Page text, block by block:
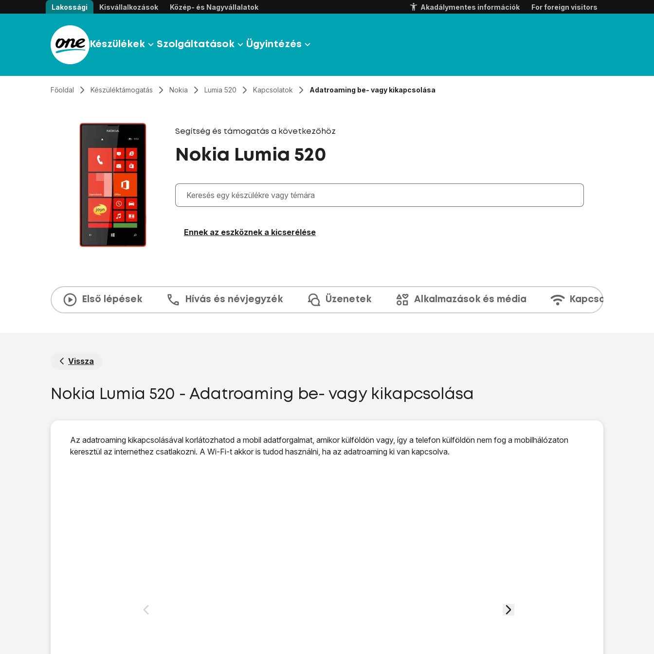
Átugrás, tovább a tartalomhoz
Lakossági Kisvállalkozások Közép- és Nagyvállalatok Akadálymentes információk For foreign visitors
Készülékek Szolgáltatások Ügyintézés
Főoldal Készüléktámogatás Nokia Lumia 520 Kapcsolatok Adatroaming be- vagy kikapcsolása
Segítség és támogatás a következőhöz
Nokia Lumia 520
Gépelés közben megjelennek a keresési javaslatok a mező alatt
Ennek az eszköznek a kicserélése
Első lépések Hívás és névjegyzék Üzenetek Alkalmazások és média Kapcsolatok
Vissza
Nokia Lumia 520 - Adatroaming be- vagy kikapcsolása
Az adatroaming kikapcsolásával korlátozhatod a mobil adatforgalmat, amikor külföldön vagy, így a telefon külföldön nem fog a mobilhálózaton
keresztül az internethez csatlakozni. A Wi-Fi-t akkor is tudod használni, ha az adatroaming ki van kapcsolva.